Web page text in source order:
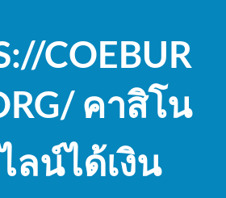
COEBUR
คาสิโน
ลน์ได้เงิน